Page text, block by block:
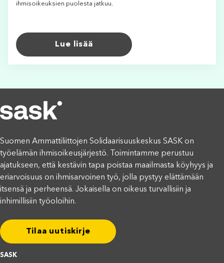
ihmisoikeuksien puolesta jatkuu.
Lue lisää
Suomen Ammattiliittojen Solidaarisuuskeskus SASK on
työelämän ihmisoikeusjärjestö. Toimintamme perustuu
ajatukseen, että kestävin tapa poistaa maailmasta köyhyys ja
eriarvoisuus on ihmisarvoinen työ, jolla pystyy elättämään
itsensä ja perheensä. Jokaisella on oikeus turvallisiin ja
inhimillisiin työoloihin.
Tilaa uutiskirje
SASK